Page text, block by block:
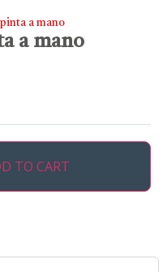
a mano
a mano
TO CART